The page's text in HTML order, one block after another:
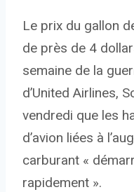
Le prix du gallon
de près de 4
semaine de la
d’United Airlines,
vendredi que les
d’avion liées à
carburant «
rapidement ».